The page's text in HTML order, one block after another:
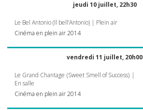
jeudi 10 juillet, 22h30
Le Bel Antonio (Il bell’Antonio) | Plein air
Cinéma en plein air 2014
vendredi 11 juillet, 20h00
Le Grand Chantage (Sweet Smell of Success) |
En salle
Cinéma en plein air 2014